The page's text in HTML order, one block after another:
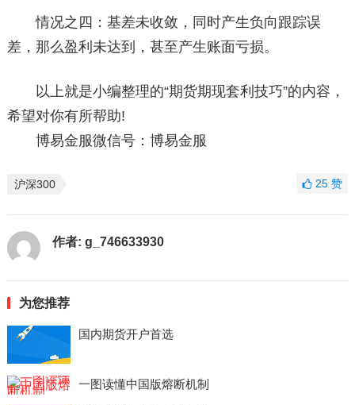
情况之四：基差未收敛，同时产生负向跟踪误
差，那么盈利未达到，甚至产生账面亏损。
以上就是小编整理的“期货期现套利技巧”的内容，
希望对你有所帮助!
博易金服微信号：博易金服
沪深300 25赞
作者: g_746633930
为您推荐
国内期货开户首选
一图读懂中国版熔断机制